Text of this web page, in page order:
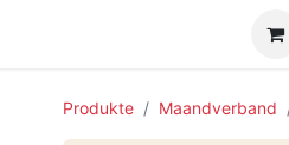
Produkte Maandverband